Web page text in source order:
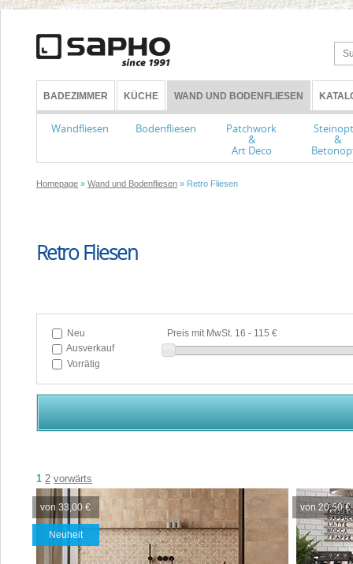
BADEZIMMER KÜCHE WAND UND BODENFLIESEN
Wandfliesen Bodenfliesen Patchwork
&
Art Deco
&
Homepage » Wand und Bodenfliesen » Retro Fliesen
Retro Fliesen
Neu
Ausverkauf
Vorrätig
Preis mit MwSt. 16 - 115 €
1 2 vorwärts
von 33,00 €
Neuheit
von 20,50 €